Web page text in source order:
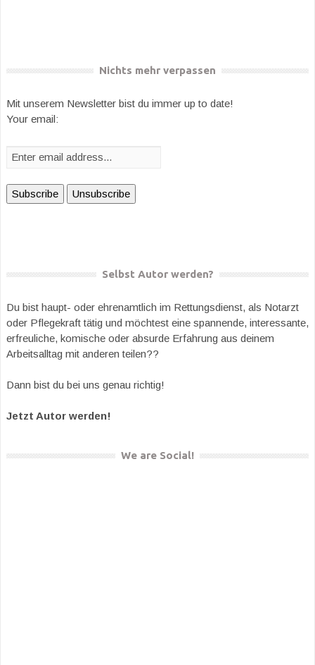
Nichts mehr verpassen
Mit unserem Newsletter bist du immer up to date!
Your email:
Selbst Autor werden?
Du bist haupt- oder ehrenamtlich im Rettungsdienst, als Notarzt
oder Pflegekraft tätig und möchtest eine spannende, interessante,
erfreuliche, komische oder absurde Erfahrung aus deinem
Arbeitsalltag mit anderen teilen??
Dann bist du bei uns genau richtig!
Jetzt Autor werden!
We are Social!